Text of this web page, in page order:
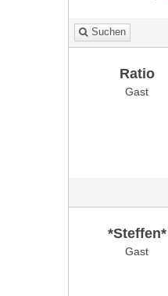
Suchen
Ratio
Gast
*Steffen*
Gast